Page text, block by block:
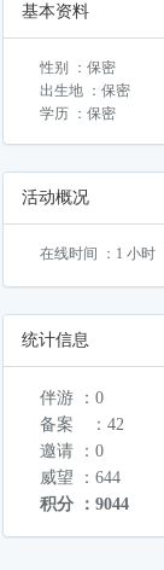
基本资料
性别 ：保密
出生地 ：保密
学历 ：保密
活动概况
在线时间 ：1 小时
统计信息
伴游 ：0
备案 ：42
邀请 ：0
威望 ：644
积分 ：9044